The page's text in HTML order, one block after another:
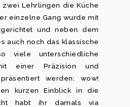
zwei Lehrlingen die Küche
einzelne Gang wurde mit
und neben dem
auch noch das klassische
viele unterschiedliche
einer Präzision und
werden: wow!
kurzen Einblick in die
habt ihr damals via